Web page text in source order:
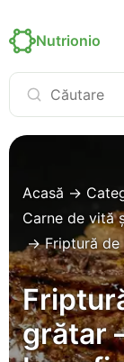
Nutrionio
Acasă →
Carne de vită
→Friptură
grătar